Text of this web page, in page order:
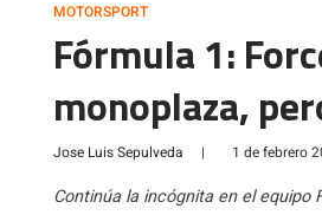
MOTORSPORT
Fórmula 1:
monoplaza,
Jose Luis Sepulveda | 1 de febrero
Continúa la incógnita en el equipo